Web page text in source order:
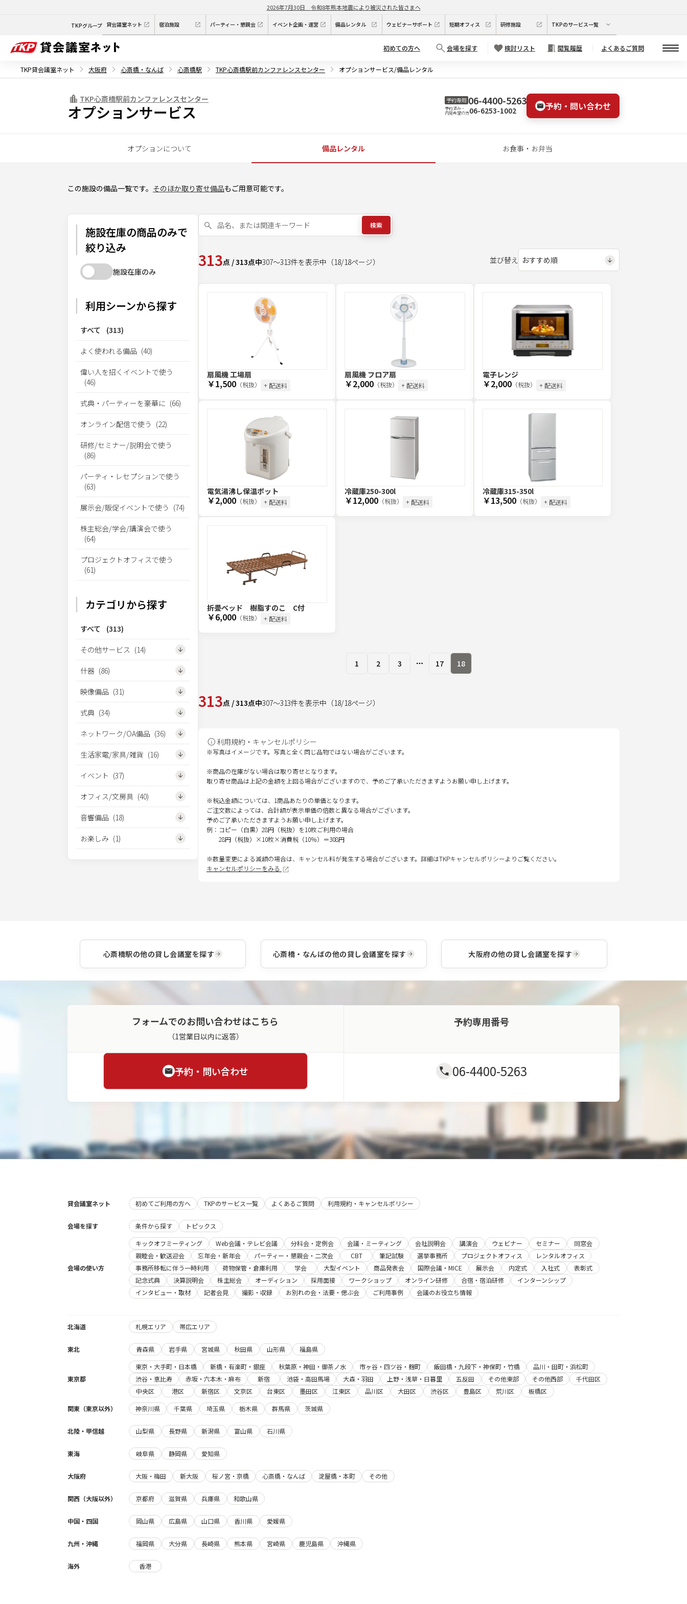
2026年7月30日 令和8年熊本地震により被災された皆さまへ
TKPグループ 貸会議室ネット 宿泊施設 パーティー・懇親会 イベント企画・運営 備品レンタル ウェビナーサポート 短期オフィス 研修施設 TKPのサービス一覧
初めての方へ 会場を探す 検討リスト 閲覧履歴 よくあるご質問
TKP貸会議室ネット 大阪府 心斎橋・なんば 心斎橋駅 TKP心斎橋駅前カンファレンスセンター オプションサービス/備品レンタル
TKP心斎橋駅前カンファレンスセンター
オプションサービス
予約専用 06-4400-5263
予約済み・
内見希望の方06-6253-1002 予約・問い合わせ
オプションについて 備品レンタル お食事・お弁当
この施設の備品一覧です。 そのほか取り寄せ備品もご用意可能です。
施設在庫の商品のみで
絞り込み
施設在庫のみ
利用シーンから探す
すべて (313)
よく使われる備品 (40)
偉い人を招くイベントで使う
(46)
式典・パーティーを豪華に (66)
オンライン配信で使う (22)
研修/セミナー/説明会で使う
(86)
パーティ・レセプションで使う
(63)
展示会/販促イベントで使う (74)
株主総会/学会/講演会で使う
(64)
プロジェクトオフィスで使う
(61)
カテゴリから探す
すべて (313)
その他サービス (14)
什器 (86)
映像備品 (31)
式典 (34)
ネットワーク/OA備品 (36)
生活家電/家具/雑貨 (16)
イベント (37)
オフィス/文房具 (40)
音響備品 (18)
お楽しみ (1)
検索
313点 /313点中307～313件を表示中 （18/18ページ） 並び替え
扇風機 工場扇
￥1,500 （税抜） + 配送料
扇風機 フロア扇
￥2,000 （税抜） + 配送料
電子レンジ
￥2,000（税抜） + 配送料
電気湯沸し保温ポット
￥2,000 （税抜） + 配送料
冷蔵庫250-300l
￥12,000 （税抜） + 配送料
冷蔵庫315-350l
￥13,500（税抜） + 配送料
折畳ベッド 樹脂すのこ C付
￥6,000 （税抜） + 配送料
1 2 3 More pages
17 18
313点 /313点中307～313件を表示中 （18/18ページ）
利用規約・キャンセルポリシー
※写真はイメージです。写真と全く同じ品物ではない場合がございます。
※商品の在庫がない場合は取り寄せとなります。
取り寄せ商品は上記の金額を上回る場合がございますので、予めご了承いただきますようお願い申し上げます。
※税込金額については、1商品あたりの単価となります。
ご注文数によっては、合計額が表示単価の倍数と異なる場合がございます。
予めご了承いただきますようお願い申し上げます。
例：コピー（白黒）28円（税抜）を10枚ご利用の場合
28円（税抜）×10枚×消費税（10％）＝308円
※数量変更による減額の場合は、キャンセル料が発生する場合がございます。詳細はTKPキャンセルポリシーよりご覧ください。
キャンセルポリシーをみる
心斎橋駅の他の貸し会議室を探す 心斎橋・なんばの他の貸し会議室を探す 大阪府の他の貸し会議室を探す
フォームでのお問い合わせはこちら
（1営業日以内に返答）
予約・問い合わせ
予約専用番号
06-4400-5263
貸会議室ネット 初めてご利用の方へ TKPのサービス一覧 よくあるご質問 利用規約・キャンセルポリシー
会場を探す 条件から探す トピックス
会場の使い方
キックオフミーティング Web会議・テレビ会議 分科会・定例会 会議・ミーティング 会社説明会 講演会 ウェビナー セミナー
同窓会
親睦会・歓送迎会
忘年会・新年会 パーティー・懇親会・二次会 CBT 筆記試験 選挙事務所 プロジェクトオフィス
レンタルオフィス
事務所移転に伴う一時利用
荷物保管・倉庫利用 学会 大型イベント 商品発表会 国際会議・MICE 展示会 内定式 入社式
表彰式
記念式典
決算説明会 株主総会 オーディション 採用面接 ワークショップ オンライン研修 合宿・宿泊研修
インターンシップ
インタビュー・取材
記者会見 撮影・収録 お別れの会・法要・偲ぶ会 ご利用事例 会議のお役立ち情報
北海道 札幌エリア 帯広エリア
東北 青森県 岩手県 宮城県 秋田県 山形県 福島県
東京都
東京・大手町・日本橋 新橋・有楽町・銀座 秋葉原・神田・御茶ノ水 市ヶ谷・四ツ谷・麹町 飯田橋・九段下・神保町・竹橋
品川・田町・浜松町
渋谷・恵比寿
赤坂・六本木・麻布 新宿 池袋・高田馬場 大森・羽田 上野・浅草・日暮里 五反田 その他東部 その他西部
千代田区
中央区
港区 新宿区 文京区 台東区 墨田区 江東区 品川区 大田区 渋谷区 豊島区 荒川区
板橋区
関東（東京以外）
神奈川県 千葉県 埼玉県 栃木県 群馬県 茨城県
北陸・甲信越 山梨県 長野県 新潟県 富山県 石川県
東海 岐阜県 静岡県 愛知県
大阪府 大阪・梅田 新大阪 桜ノ宮・京橋 心斎橋・なんば 淀屋橋・本町 その他
関西（大阪以外） 京都府 滋賀県 兵庫県 和歌山県
中国・四国 岡山県 広島県 山口県 香川県 愛媛県
九州・沖縄 福岡県 大分県 長崎県 熊本県 宮崎県 鹿児島県 沖縄県
海外 香港